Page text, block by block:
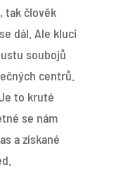
tak člověk
dál. Ale kluci
soubojů
centrů.
to kruté
se nám
a získané